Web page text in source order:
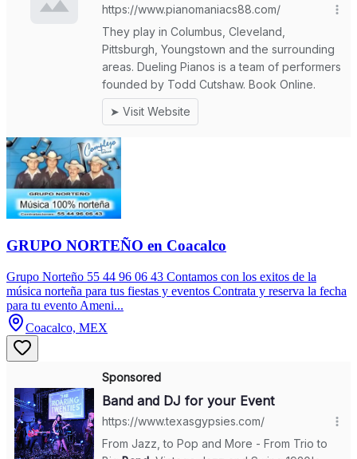
GRUPO NORTEÑO en Coacalco
Grupo Norteño 55 44 96 06 43 Contamos con los exitos de la
música norteña para tus fiestas y eventos Contrata y reserva la fecha
para tu evento Ameni...
Coacalco, MEX